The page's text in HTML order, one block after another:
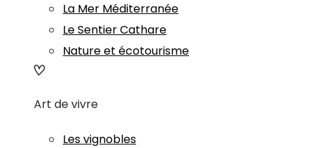
La Mer Méditerranée
Le Sentier Cathare
Nature et écotourisme
Art de vivre
Les vignobles